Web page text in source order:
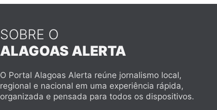
SOBRE O
ALAGOAS ALERTA
O Portal Alagoas Alerta reúne jornalismo local,
regional e nacional em uma experiência rápida,
organizada e pensada para todos os dispositivos.